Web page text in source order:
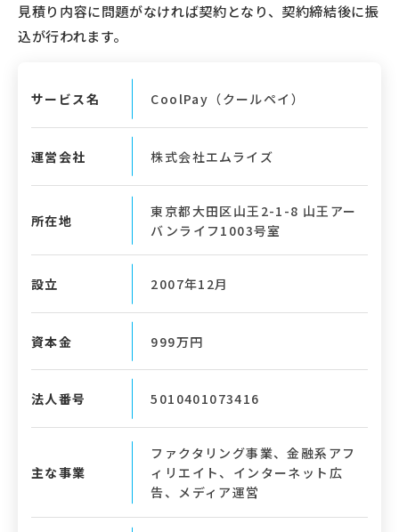
見積り内容に問題がなければ契約となり、契約締結後に振
込が行われます。
サービス名 CoolPay（クールペイ）
運営会社 株式会社エムライズ
所在地
東京都大田区山王2-1-8 山王アー
バンライフ1003号室
設立 2007年12月
資本金 999万円
法人番号 5010401073416
主な事業
ファクタリング事業、金融系アフ
ィリエイト、インターネット広
告、メディア運営